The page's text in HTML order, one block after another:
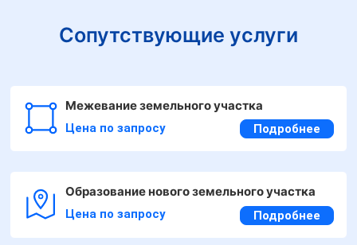
Сопутствующие услуги
Межевание земельного участка
Цена по запросу Подробнее
Образование нового земельного участка
Цена по запросу Подробнее